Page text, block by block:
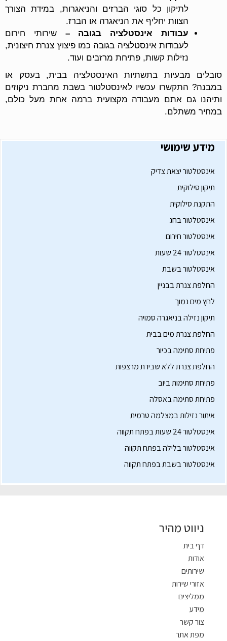
לתיקון כל סוגי הברזים והניאגרות, במידת הצורך
הצוות יחליף את הניאגרה או הברז.
עבודות אינסטלציה בגובה –שירותי חירום
לעבודות אינסטלציה בגובה כמו פיצוץ צנרת חיצונית,
נזילות קשות, פתיחת מרזבים ועוד.
סובלים מבעיות בתשתיות האינסטלציה בבית, בעסק או
במבנה? התקשרו עכשיו לאינסטלטור בשבת מחברת ניקוזים
ותיהנו גם אתם מעבודה מקצועית ברמה אחת מעל כולם,
במחיר משתלם.
מידע שימושי
אינסטלטור יצאת צדיק
תיקון סילוקית
התקנת סילוקית
אינסטלטור בחג
אינסטלטור חירום
אינסטלטור 24 שעות
אינסטלטור בשבת
החלפת צנרת בבניין
לחץ מים נמוך
תיקון נזילה בניאגרה סמויה
החלפת צנרת מים בבית
פתיחת סתימה בכיור
החלפת צנרת ללא שבירת מרצפות
פתיחת סתימות ביוב
פתיחת סתימה באסלה
איתור נזילות במצלמה טרמית
אינסטלטור 24 שעות בפתח תקווה
אינסטלטור בלילה בפתח תקווה
אינסטלטור בשבת בפתח תקווה
ניווט מהיר
דף בית
אודות
שירותים
אזורי שירות
ממליצים
מידע
צור קשר
מפת אתר